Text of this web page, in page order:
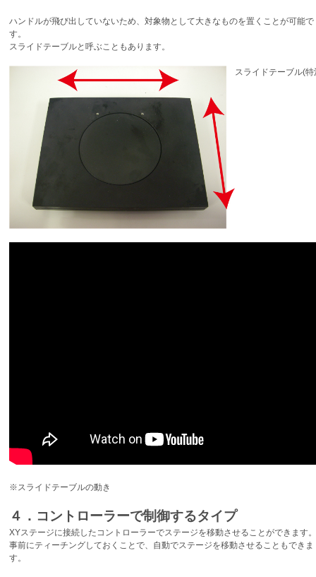
ハンドルが飛び出していないため、対象物として大きなものを置くことが可能で
す。
スライドテーブルと呼ぶこともあります。
スライドテーブル(
※スライドテーブルの動き
４．コントローラーで制御するタイプ
XYステージに接続したコントローラーでステージを移動させることができます
事前にティーチングしておくことで、自動でステージを移動させることもできま
す。